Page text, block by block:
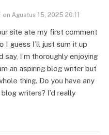
on Agustus 15, 2025 20:11
site ate my first comment
I guess I’ll just sum it up
say, I’m thoroughly enjoying
an aspiring blog writer but
thing. Do you have any
writers? I’d really